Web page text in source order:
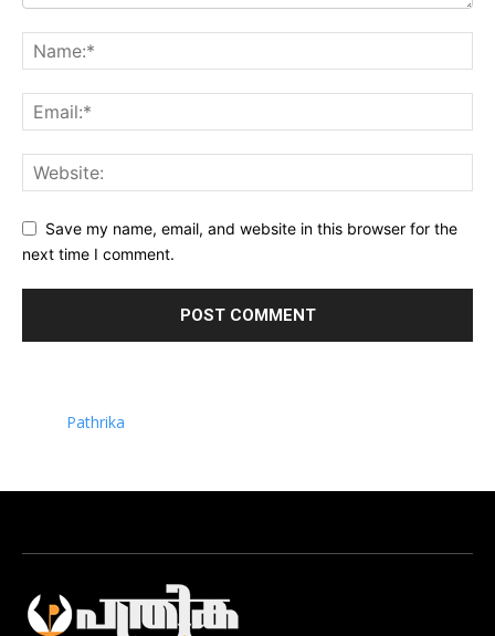
Save my name, email, and website in this browser for the
next time I comment.
Pathrika